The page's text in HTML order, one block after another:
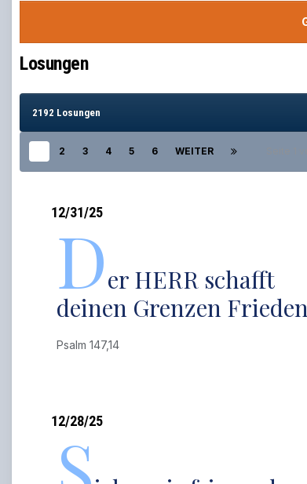
Losungen
2192 Losungen
2 3 4 5 6 WEITER
12/31/25
Der HERR schafft
deinen Grenzen
Psalm 147,14
12/28/25